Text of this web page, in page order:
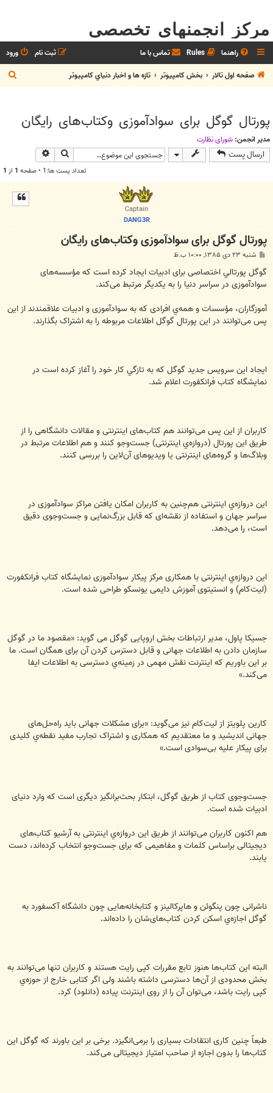
مرکز انجمنهای تخصصی
راهنما Rules تماس با ما ورود
ثبت نام
صفحه اول تالار
بخش كامپيوتر تازه ها و اخبار دنياي کامپيوتر
س
پورتال گوگل برای سوادآموزی وکتاب‌های رايگان
مدیر انجمن: شوراي نظارت
ارسال پست جستجو
تعداد پست ها:1 • صفحه 1 از 1
Captain
DANG3R
پورتال گوگل برای سوادآموزی وکتاب‌های رايگان
ت
شنبه ۲۳ دی ۱۳۸۵, ۱۰:۰۰ ب.ظ
گوگل پورتالي اختصاصی برای ادبیات ایجاد کرده است که مؤسسه‌های
سوادآموزی در سراسر دنیا را به یکدیگر مرتبط می‌کند.
آموزگاران، مؤسسات و همه‌ي افرادی که به سوادآموزی و ادبیات علاقمندند از این
پس می‌توانند در این پورتال گوگل اطلاعات مربوطه را به اشتراک بگذارند.
ایجاد این سرویس جدید گوگل که به تازگي کار خود را آغاز کرده است در
نمایشگاه کتاب فرانکفورت اعلام شد.
کاربران از این پس می‌توانند هم کتاب‌های اینترنتی و مقالات دانشگاهی را از
طریق این پورتال (دروازه‌ي اینترنتی) جست‌وجو کنند و هم اطلاعات مرتبط در
وبلاگ‌ها و گروه‌های اینترنتی یا ویديوهای آن‌لاین را بررسی کنند.
این دروازه‌ي اینترنتی هم‌چنین به كاربران امکان یافتن مراکز سوادآموزی در
سراسر جهان و استفاده از نقشه‌ای که قابل بزرگ‌نمایی و جست‌وجوی دقیق
است، را می‌دهد.
این دروازه‌ي اینترنتی با همکاری مرکز پیکار سوادآموزی نمایشگاه کتاب فرانکفورت
(لیت‌کام) و انستیتوی آموزش دايمی یونسکو طراحی شده است.
جسیکا پاول، مدیر ارتباطات بخش اروپایی گوگل می گوید: «مقصود ما در گوگل
سازمان دادن به اطلاعات جهانی و قابل دسترس کردن آن برای همگان است. ما
بر این باوریم که اینترنت نقش مهمی در زمینه‌ي دسترسی به اطلاعات ایفا
می‌کند.»
کارین پلویتز از لیت‌کام نیز می‌گوید: «برای مشکلات جهانی باید راه‌حل‌های
جهانی اندیشید و ما معتقدیم که همکاری و اشتراک تجارب مفید نقطه‌ي کلیدی
برای پیکار علیه بی‌سوادی است.»
جست‌وجوی کتاب از طریق گوگل، ابتکار بحث‌برانگیز دیگری است که وارد دنیای
ادبیات شده است.
هم اکنون کاربران می‌توانند از طریق این دروازه‌ي اینترنتی به آرشیو کتاب‌های
دیجیتالی براساس کلمات و مفاهیمی که برای جست‌وجو انتخاب کرده‌اند، دست
یابند.
ناشرانی چون پنگوئن و هاپرکالینز و کتابخانه‌هایی چون دانشگاه آکسفورد به
گوگل اجازه‌ي اسکن کردن کتاب‌های‌شان را داده‌اند.
البته این کتاب‌ها هنوز تابع مقررات کپی رایت هستند و کاربران تنها می‌توانند به
بخش محدودی از آن‌ها دسترسی داشته باشند ولی اگر کتابی خارج از حوزه‌ي
کپی رایت باشد، می‌توان آن را از روی اینترنت پیاده (دانلود) کرد.
طبعاً چنین کاری انتقادات بسیاری را برمی‌انگیزد. برخی بر این باورند که گوگل این
کتاب‌ها را بدون اجازه از صاحب امتیاز دیجیتالی می‌کند.